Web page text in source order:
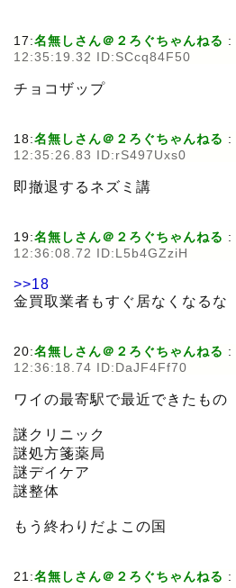
17:名無しさん＠２ろぐちゃんねる :
12:35:19.32 ID:SCcq84F50
チョコザップ
18:名無しさん＠２ろぐちゃんねる :
12:35:26.83 ID:rS497Uxs0
即撤退するネズミ講
19:名無しさん＠２ろぐちゃんねる :
12:36:08.72 ID:L5b4GZziH
>>18
金買取業者もすぐ居なくなるな
20:名無しさん＠２ろぐちゃんねる :
12:36:18.74 ID:DaJF4Ff70
ワイの最寄駅で最近できたもの
謎クリニック
謎処方箋薬局
謎デイケア
謎整体
もう終わりだよこの国
21:名無しさん＠２ろぐちゃんねる :